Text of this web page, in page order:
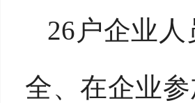
26户企业
全、在企业